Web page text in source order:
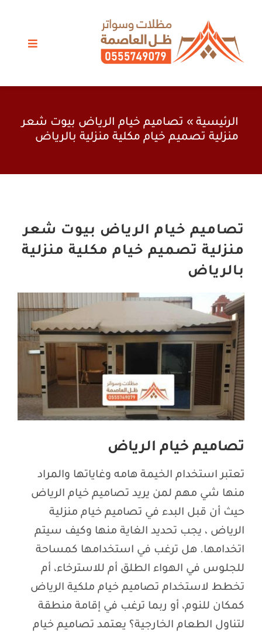
content
Toggle
مظلات الرياض
سواتر
أعمالنا
الرئيسية » تصاميم خيام الرياض بيوت شعر
منزلية تصميم خيام مكلية منزلية بالرياض
تصاميم خيام الرياض بيوت شعر
منزلية تصميم خيام مكلية منزلية
بالرياض
تصاميم خيام الرياض
تعتبر استخدام الخيمة هامه وغاياتها والمراد
منها شي مهم لمن يريد تصاميم خيام الرياض
حيث أن قبل البدء في تصاميم خيام منزلية
الرياض ، يجب تحديد الغاية منها وكيف سيتم
اتخدامها. هل ترغب في استخدامها كمساحة
للجلوس في الهواء الطلق أم للاسترخاء، أم
تخطط لاستخدام تصاميم خيام ملكية الرياض
كمكان للنوم، أو ربما ترغب في إقامة منطقة
لتناول الطعام الخارجية؟ يعتمد تصاميم خيام